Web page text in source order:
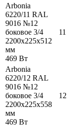
Arbonia
6220/11 RAL
9016 №12
боковое 3/4
2200x225x512
мм
469 Вт
11
Arbonia
6220/12 RAL
9016 №12
боковое 3/4
2200x225x558
мм
469 Вт
12